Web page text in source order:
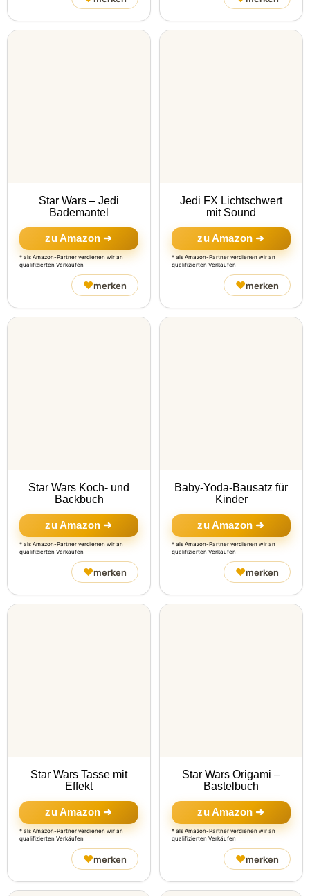
Star Wars – Jedi
Bademantel
zu Amazon ➜
* als Amazon-Partner verdienen wir an
qualifizierten Verkäufen
♥merken
Jedi FX Lichtschwert
mit Sound
zu Amazon ➜
* als Amazon-Partner verdienen wir an
qualifizierten Verkäufen
♥merken
Star Wars Koch- und
Backbuch
zu Amazon ➜
* als Amazon-Partner verdienen wir an
qualifizierten Verkäufen
♥merken
Baby-Yoda-Bausatz für
Kinder
zu Amazon ➜
* als Amazon-Partner verdienen wir an
qualifizierten Verkäufen
♥merken
Star Wars Tasse mit
Effekt
zu Amazon ➜
* als Amazon-Partner verdienen wir an
qualifizierten Verkäufen
♥merken
Star Wars Origami –
Bastelbuch
zu Amazon ➜
* als Amazon-Partner verdienen wir an
qualifizierten Verkäufen
♥merken